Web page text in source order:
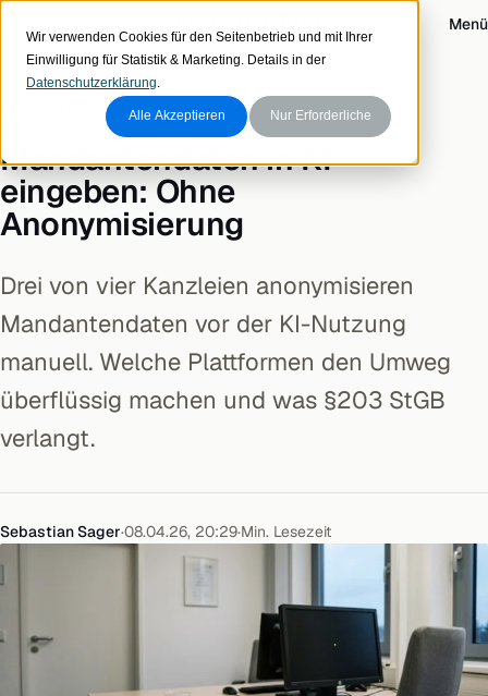
Wir verwenden Cookies für den Seitenbetrieb und mit Ihrer
Einwilligung für Statistik & Marketing. Details in der
Datenschutzerklärung.
Alle Akzeptieren Nur Erforderliche
Menü
KI-RECHT & COMPLIANCE
Mandantendaten in KI
eingeben: Ohne
Anonymisierung
Drei von vier Kanzleien anonymisieren
Mandantendaten vor der KI-Nutzung
manuell. Welche Plattformen den Umweg
überflüssig machen und was §203 StGB
verlangt.
Sebastian Sager·08.04.26, 20:29·Min. Lesezeit